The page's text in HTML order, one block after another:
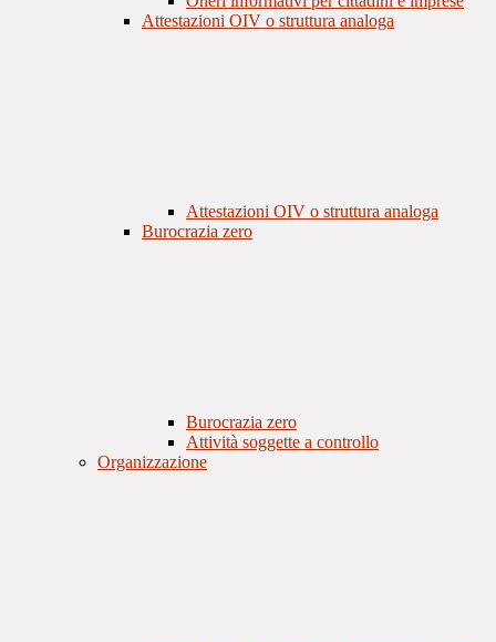
Attestazioni OIV o struttura analoga
Attestazioni OIV o struttura analoga
Burocrazia zero
Burocrazia zero
Attività soggette a controllo
Organizzazione